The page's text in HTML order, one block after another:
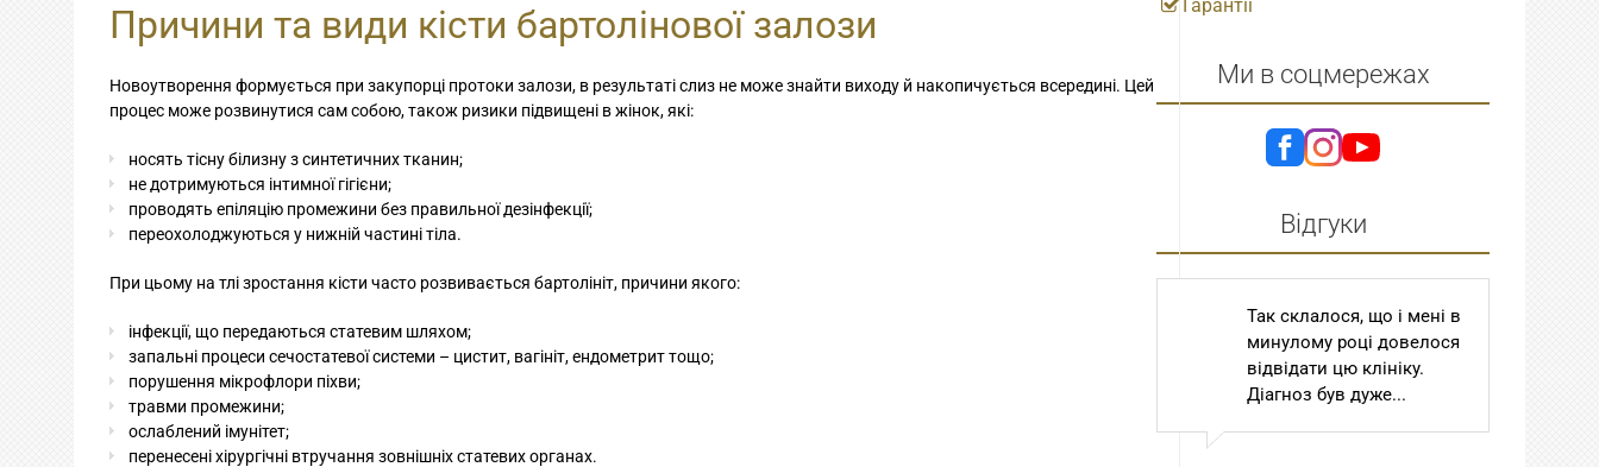
Причини та види кісти бартолінової залози
Новоутворення формується при закупорці протоки залози, в результаті слиз не може знайти виходу й накопичується всередині. Цей
процес може розвинутися сам собою, також ризики підвищені в жінок, які:
носять тісну білизну з синтетичних тканин;
не дотримуються інтимної гігієни;
проводять епіляцію промежини без правильної дезінфекції;
переохолоджуються у нижній частині тіла.
При цьому на тлі зростання кісти часто розвивається бартолініт, причини якого:
інфекції, що передаються статевим шляхом;
запальні процеси сечостатевої системи – цистит, вагініт, ендометрит тощо;
порушення мікрофлори піхви;
травми промежини;
ослаблений імунітет;
перенесені хірургічні втручання зовнішніх статевих органах.
Гарантії
Ми в соцмережах
Відгуки
Так склалося, що і мені в
минулому році довелося
Шановний Степан
Томович та Степан
Степанович! Сам
Господь Бог привів мене